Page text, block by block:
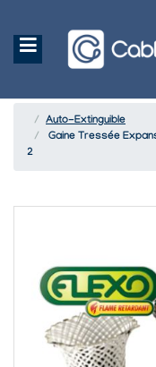
Auto-Extinguible
Gaine Tressée
2